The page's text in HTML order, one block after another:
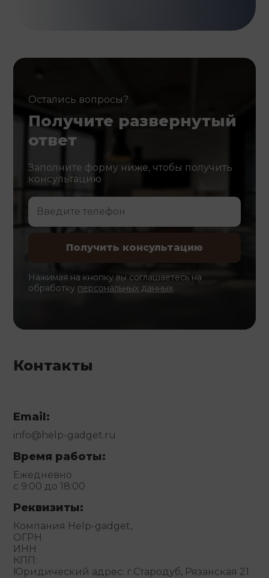
Остались вопросы?
Получите развернутый
ответ
Заполните форму ниже, чтобы получить
консультацию
Нажимая на кнопку вы соглашаетесь на
обработку персональных данных
Контакты
Email:
info@help-gadget.ru
Время работы:
Ежедневно
с 9:00 до 18:00
Реквизиты:
Компания Help-gadget,
ОГРН
ИНН
КПП:
Юридический адрес: г.Стародуб, Рязанская 21